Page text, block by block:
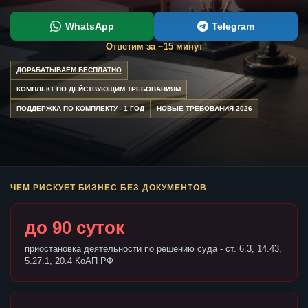
WhatsApp Telegram
Ответим за ~15 минут
ДОРАБАТЫВАЕМ БЕСПЛАТНО
КОМПЛЕКТ ПО ДЕЙСТВУЮЩИМ ТРЕБОВАНИЯМ
ПОДДЕРЖКА ПО КОМПЛЕКТУ - 1 ГОД НОВЫЕ ТРЕБОВАНИЯ 2026
ЧЕМ РИСКУЕТ БИЗНЕС БЕЗ ДОКУМЕНТОВ
до 90 суток
приостановка деятельности по решению суда - ст. 6.3, 14.43,
5.27.1, 20.4 КоАП РФ